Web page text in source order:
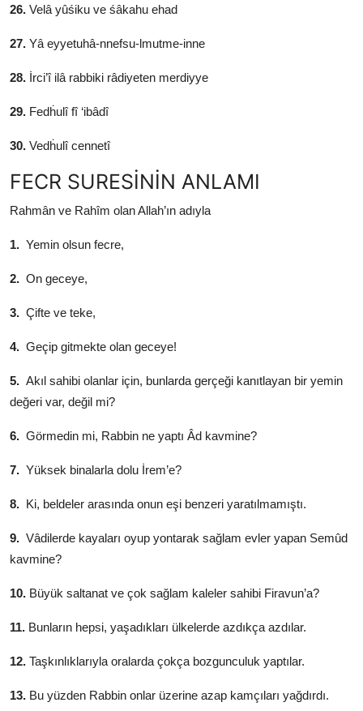
26. Velâ yûśiku ve śâkahu ehad
27. Yâ eyyetuhâ-nnefsu-lmutme-inne
28. İrci’î ilâ rabbiki râdiyeten merdiyye
29. Fedḣulî fî ‘ibâdî
30. Vedḣulî cennetî
FECR SURESİNİN ANLAMI
Rahmân ve Rahîm olan Allah’ın adıyla
1. Yemin olsun fecre,
2. On geceye,
3. Çifte ve teke,
4. Geçip gitmekte olan geceye!
5. Akıl sahibi olanlar için, bunlarda gerçeği kanıtlayan bir yemin
değeri var, değil mi?
6. Görmedin mi, Rabbin ne yaptı Âd kavmine?
7. Yüksek binalarla dolu İrem’e?
8. Ki, beldeler arasında onun eşi benzeri yaratılmamıştı.
9. Vâdilerde kayaları oyup yontarak sağlam evler yapan Semûd
kavmine?
10. Büyük saltanat ve çok sağlam kaleler sahibi Firavun’a?
11. Bunların hepsi, yaşadıkları ülkelerde azdıkça azdılar.
12. Taşkınlıklarıyla oralarda çokça bozgunculuk yaptılar.
13. Bu yüzden Rabbin onlar üzerine azap kamçıları yağdırdı.